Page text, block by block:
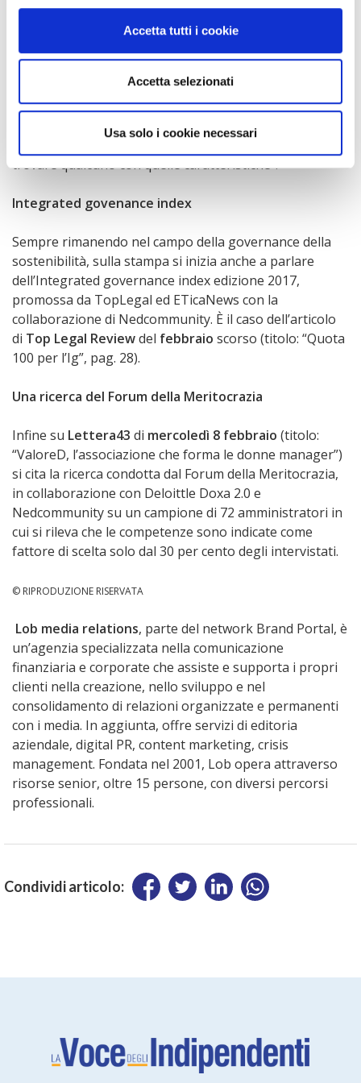
Accetta tutti i cookie
Accetta selezionati
Usa solo i cookie necessari
decisioni autonome nell’interesse della società”. Anche
se rimane da sciogliere un nodo relativo alle linee guida
dei cda delle banche dopo la chiusura a gennaio di una
consultazione congiunta con Esma ed Eba a cui ha
partecipato anche Nedcommunity. “Si è alzata
enormemente l’asticella per quanto riguarda le
caratteristiche richieste. Tanto da far venire il dubbio –
trovare qualcuno con quelle caratteristiche”.
Integrated govenance index
Sempre rimanendo nel campo della governance della
sostenibilità, sulla stampa si inizia anche a parlare
dell’Integrated governance index edizione 2017,
promossa da TopLegal ed ETicaNews con la
collaborazione di Nedcommunity. È il caso dell’articolo
di Top Legal Reviewdel febbraio scorso (titolo: “Quota
100 per l’Ig”, pag. 28).
Una ricerca del Forum della Meritocrazia
Infine su Lettera43 di mercoledì 8 febbraio (titolo:
“ValoreD, l’associazione che forma le donne manager”)
si cita la ricerca condotta dal Forum della Meritocrazia,
in collaborazione con Deloittle Doxa 2.0 e
Nedcommunity su un campione di 72 amministratori in
cui si rileva che le competenze sono indicate come
fattore di scelta solo dal 30 per cento degli intervistati.
© RIPRODUZIONE RISERVATA
Lob media relations, parte del network Brand Portal, è
un’agenzia specializzata nella comunicazione
finanziaria e corporate che assiste e supporta i propri
clienti nella creazione, nello sviluppo e nel
consolidamento di relazioni organizzate e permanenti
con i media. In aggiunta, offre servizi di editoria
aziendale, digital PR, content marketing, crisis
management. Fondata nel 2001, Lob opera attraverso
risorse senior, oltre 15 persone, con diversi percorsi
professionali.
Condividi articolo: